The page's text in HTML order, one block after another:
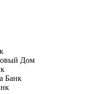
Дом
Банк